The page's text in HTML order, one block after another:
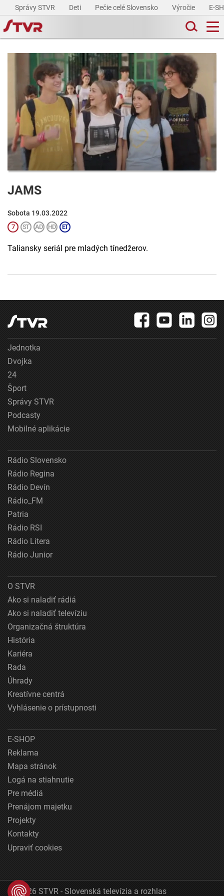
Správy STVR Deti Pečie celé Slovensko Výročie E-
JAMS
Sobota 19.03.2022
Taliansky seriál pre mladých tínedžerov.
Jednotka
Dvojka
24
Šport
Správy STVR
Podcasty
Mobilné aplikácie
Rádio Slovensko
Rádio Regina
Rádio Devín
Rádio_FM
Patria
Rádio RSI
Rádio Litera
Rádio Junior
O STVR
Ako si naladiť rádiá
Ako si naladiť televíziu
Organizačná štruktúra
História
Kariéra
Rada
Úhrady
Kreatívne centrá
Vyhlásenie o prístupnosti
E-SHOP
Reklama
Mapa stránok
Logá na stiahnutie
Pre médiá
Prenájom majetku
Projekty
Kontakty
Upraviť cookies
© 2026 STVR - Slovenská televízia a rozhlas